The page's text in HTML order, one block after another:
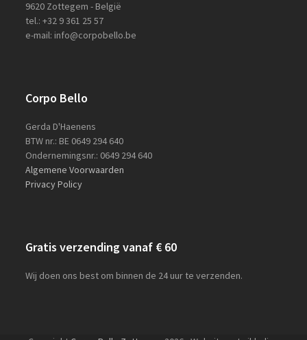
9620 Zottegem - België
tel.: +32 9 361 25 57
e-mail: info@corpobello.be
Corpo Bello
Gerda D'Haenens
BTW nr.: BE 0649 294 640
Ondernemingsnr.: 0649 294 640
Algemene Voorwaarden
Privacy Policy
Gratis verzending vanaf € 60
Wij doen ons best om binnen de 24 uur te verzenden.